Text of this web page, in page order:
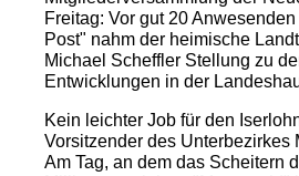
Freitag: Vor gut 20
Post" nahm der heimische
Michael Scheffler Stellung zu
Entwicklungen in der
Kein leichter Job für den
Vorsitzender des Unterbezirkes
Am Tag, an dem das Scheitern